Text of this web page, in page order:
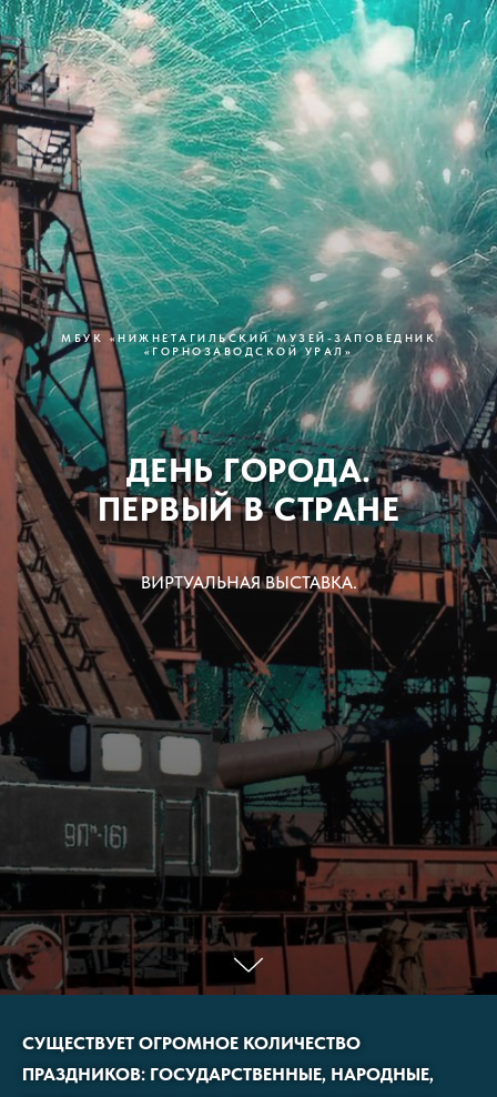
МБУК «НИЖНЕТАГИЛЬСКИЙ МУЗЕЙ-ЗАПОВЕДНИК
«ГОРНОЗАВОДСКОЙ УРАЛ»
ДЕНЬ ГОРОДА.
ПЕРВЫЙ В СТРАНЕ
ВИРТУАЛЬНАЯ ВЫСТАВКА.
СУЩЕСТВУЕТ ОГРОМНОЕ КОЛИЧЕСТВО
ПРАЗДНИКОВ: ГОСУДАРСТВЕННЫЕ, НАРОДНЫЕ,